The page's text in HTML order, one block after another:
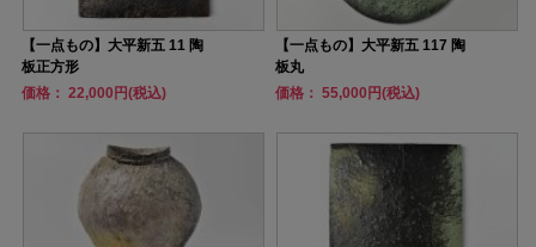
【一点もの】大平新五 11 陶
板正方形
価格： 22,000円(税込)
【一点もの】大平新五 117 陶
板丸
価格： 55,000円(税込)